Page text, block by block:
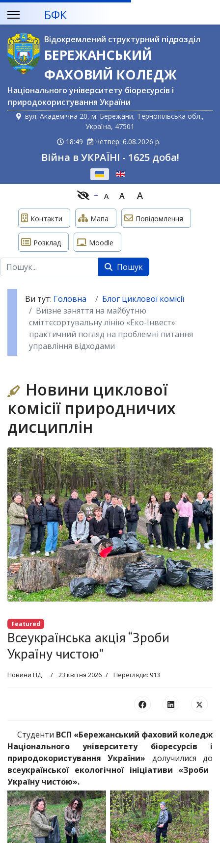
БФК
Відокремлений структурний підрозділ
БЕРЕЖАНСЬКИЙ
ФАХОВИЙ КОЛЕДЖ
Національного університету біоресурсів і
природокористування України
вул. Академічна 20, м. Бережани, Тернопільська обл.,
Україна, 47501
18:49
Четвер: 6.08.2026 р.
Війна в УКРАЇНІ - 1625 доба!
A A A
Контакти Мапа Повідомлення
Розклад Moodle
Пошук Пошук
Ви тут: Головна
Блог циклової комісії
Виїзне заняття на майбутню
сміттєсортувальну лінію «Еко-Інвест»:
практичний погляд на проблемні питання
управління відходами
Новини циклової
комісії природничих
дисциплін
Featured
Всеукраїнська акція “Зроби
Україну чистою”
Новини ПД 23 квітня 2026 Перегляди: 913
Студенти ВСП «Бережанський фаховий коледж
Національного університету біоресурсів і
природокористування України» долучилися до
всеукраїнської екологічної ініціативи «Зроби
Україну чистою».